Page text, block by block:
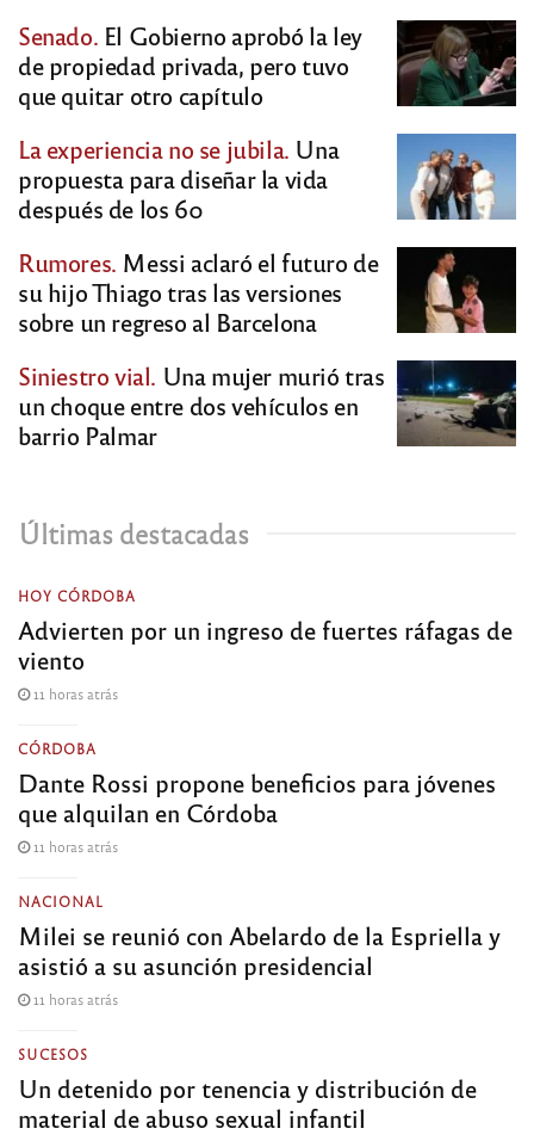
Senado. El Gobierno aprobó la ley
de propiedad privada, pero tuvo
que quitar otro capítulo
La experiencia no se jubila. Una
propuesta para diseñar la vida
después de los 60
Rumores. Messi aclaró el futuro de
su hijo Thiago tras las versiones
sobre un regreso al Barcelona
Siniestro vial. Una mujer murió tras
un choque entre dos vehículos en
barrio Palmar
Últimas destacadas
HOY CÓRDOBA
Advierten por un ingreso de fuertes ráfagas de
viento
11 horas atrás
CÓRDOBA
Dante Rossi propone beneficios para jóvenes
que alquilan en Córdoba
11 horas atrás
NACIONAL
Milei se reunió con Abelardo de la Espriella y
asistió a su asunción presidencial
11 horas atrás
SUCESOS
Un detenido por tenencia y distribución de
material de abuso sexual infantil